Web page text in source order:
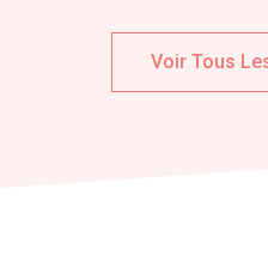
Voir Tous